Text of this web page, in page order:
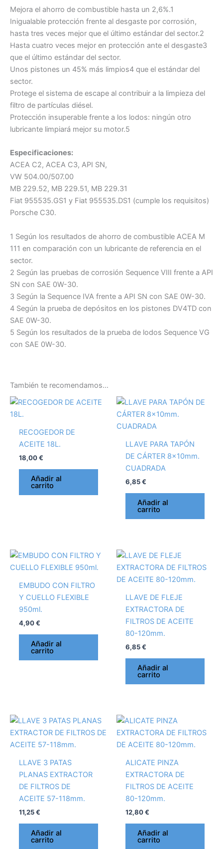
Mejora el ahorro de combustible hasta un 2,6%.1
Inigualable protección frente al desgaste por corrosión,
hasta tres veces mejor que el último estándar del sector.2
Hasta cuatro veces mejor en protección ante el desgaste3
que el último estándar del sector.
Unos pistones un 45% más limpios4 que el estándar del
sector.
Protege el sistema de escape al contribuir a la limpieza del
filtro de partículas diésel.
Protección insuperable frente a los lodos: ningún otro
lubricante limpiará mejor su motor.5
Especificaciones:
ACEA C2, ACEA C3, API SN,
VW 504.00/507.00
MB 229.52, MB 229.51, MB 229.31
Fiat 955535.GS1 y Fiat 955535.DS1 (cumple los requisitos)
Porsche C30.
1 Según los resultados de ahorro de combustible ACEA M
111 en comparación con un lubricante de referencia en el
sector.
2 Según las pruebas de corrosión Sequence VIII frente a API
SN con SAE 0W-30.
3 Según la Sequence IVA frente a API SN con SAE 0W-30.
4 Según la prueba de depósitos en los pistones DV4TD con
SAE 0W-30.
5 Según los resultados de la prueba de lodos Sequence VG
con SAE 0W-30.
También te recomendamos…
RECOGEDOR DE
ACEITE 18L.
18,00€
Añadir al
carrito
LLAVE PARA TAPÓN
DE CÁRTER 8x10mm.
CUADRADA
6,85€
Añadir al
carrito
EMBUDO CON FILTRO
Y CUELLO FLEXIBLE
950ml.
4,90€
Añadir al
carrito
LLAVE DE FLEJE
EXTRACTORA DE
FILTROS DE ACEITE
80-120mm.
6,85€
Añadir al
carrito
LLAVE 3 PATAS
PLANAS EXTRACTOR
DE FILTROS DE
ACEITE 57-118mm.
11,25€
Añadir al
carrito
ALICATE PINZA
EXTRACTORA DE
FILTROS DE ACEITE
80-120mm.
12,80€
Añadir al
carrito